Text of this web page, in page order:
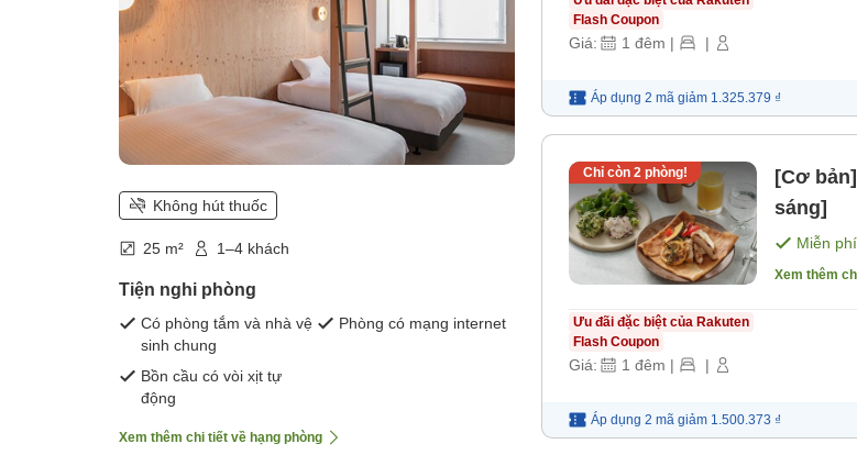
Không hút thuốc
25 m² 1–4 khách
Tiện nghi phòng
Có phòng tắm và nhà vệ
sinh chung
Phòng có mạng internet
Bồn cầu có vòi xịt tự
động
Xem thêm chi tiết về hạng phòng
Flash Coupon
Giá: 1 đêm | |
Áp dụng 2 mã giảm 1.325.379 ₫
Chỉ còn 2phòng!
[Cơ
sáng]
Miễn
Xem thêm
Ưu đãi đặc biệt của Rakuten
Flash Coupon
Giá: 1 đêm | |
Áp dụng 2 mã giảm 1.500.373 ₫